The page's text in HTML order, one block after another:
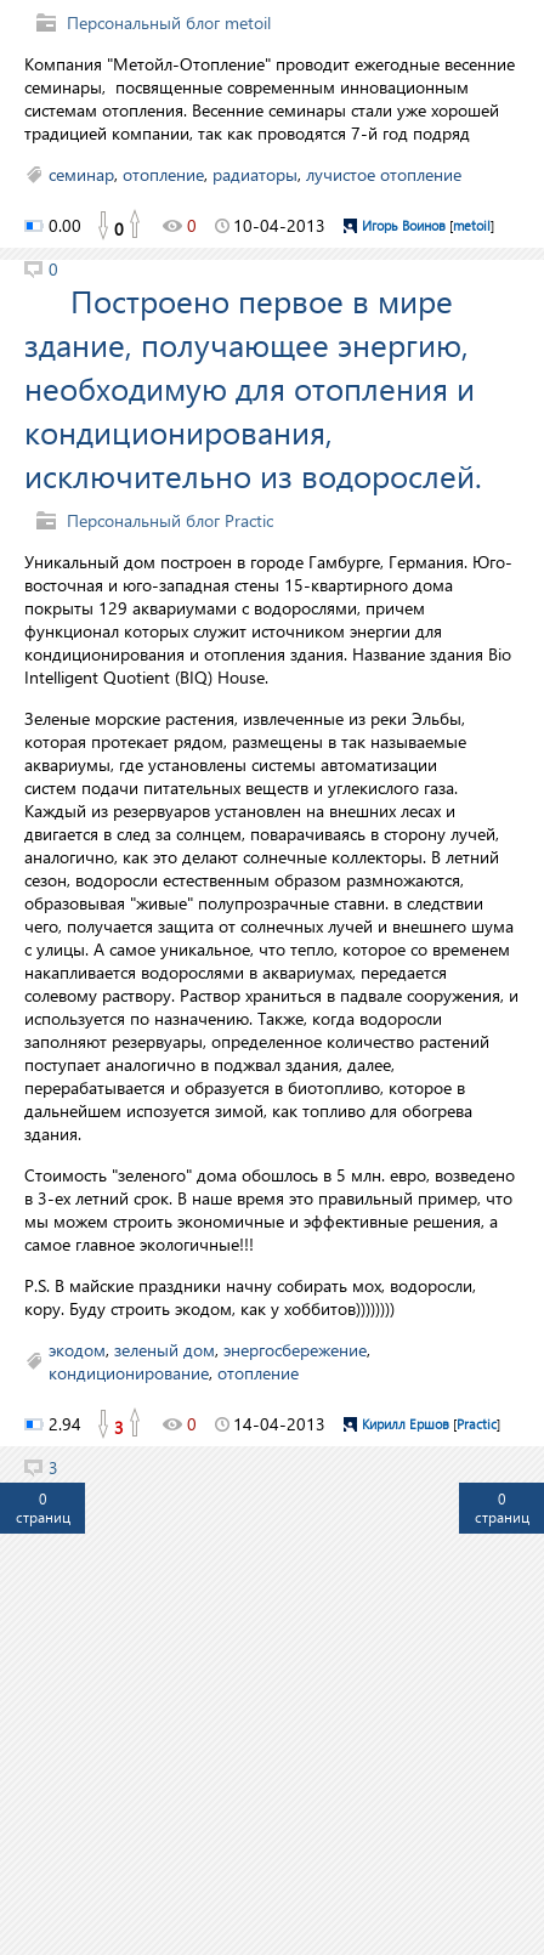
Персональный блог metoil
Компания "Метойл-Отопление" проводит ежегодные весенние
семинары, посвященные современным инновационным
системам отопления. Весенние семинары стали уже хорошей
традицией компании, так как проводятся 7-й год подряд
семинар, отопление, радиаторы, лучистое отопление
0.00 0 0 10-04-2013 Игорь Воинов [metoil]
0
Построено первое в мире
здание, получающее энергию,
необходимую для отопления и
кондиционирования,
исключительно из водорослей.
Персональный блог Practic
Уникальный дом построен в городе Гамбурге, Германия. Юго-
восточная и юго-западная стены 15-квартирного дома
покрыты 129 аквариумами с водорослями, причем
функционал которых служит источником энергии для
кондиционирования и отопления здания. Название здания Bio
Intelligent Quotient (BIQ) House.
Зеленые морские растения, извлеченные из реки Эльбы,
которая протекает рядом, размещены в так называемые
аквариумы, где установлены системы автоматизации
систем подачи питательных веществ и углекислого газа.
Каждый из резервуаров установлен на внешних лесах и
двигается в след за солнцем, поварачиваясь в сторону лучей,
аналогично, как это делают солнечные коллекторы. В летний
сезон, водоросли естественным образом размножаются,
образовывая "живые" полупрозрачные ставни. в следствии
чего, получается защита от солнечных лучей и внешнего шума
с улицы. А самое уникальное, что тепло, которое со временем
накапливается водорослями в аквариумах, передается
солевому раствору. Раствор храниться в падвале сооружения, и
используется по назначению. Также, когда водоросли
заполняют резервуары, определенное количество растений
поступает аналогично в поджвал здания, далее,
перерабатывается и образуется в биотопливо, которое в
дальнейшем испозуется зимой, как топливо для обогрева
здания.
Стоимость "зеленого" дома обошлось в 5 млн. евро, возведено
в 3-ех летний срок. В наше время это правильный пример, что
мы можем строить экономичные и эффективные решения, а
самое главное экологичные!!!
P.S. В майские праздники начну собирать мох, водоросли,
кору. Буду строить экодом, как у хоббитов))))))))
экодом, зеленый дом, энергосбережение,
кондиционирование, отопление
2.94 3 0 14-04-2013 Кирилл Ершов [Practic]
3
0
страниц
0
страниц